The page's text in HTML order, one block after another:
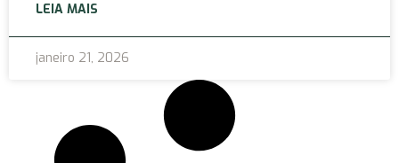
LEIA MAIS
janeiro 21, 2026